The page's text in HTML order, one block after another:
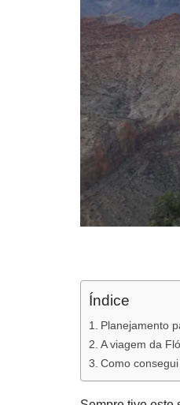
Índice
Planejamento
A viagem da
Como